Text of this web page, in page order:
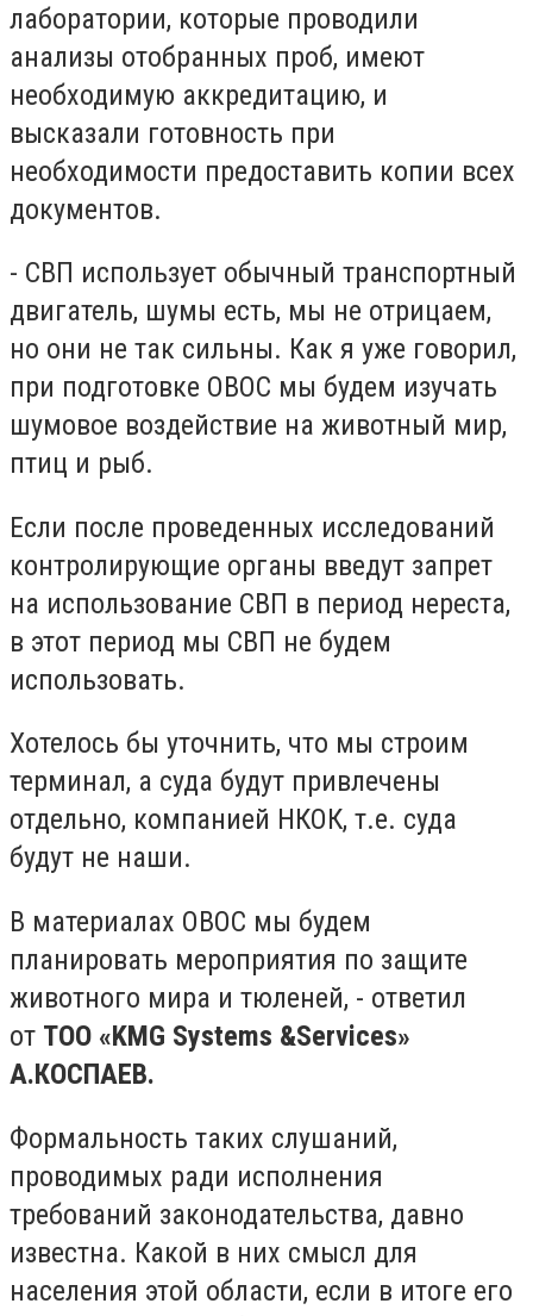
лаборатории, которые проводили
анализы отобранных проб, имеют
необходимую аккредитацию, и
высказали готовность при
необходимости предоставить копии всех
документов.
- СВП использует обычный транспортный
двигатель, шумы есть, мы не отрицаем,
но они не так сильны. Как я уже говорил,
при подготовке ОВОС мы будем изучать
шумовое воздействие на животный мир,
птиц и рыб.
Если после проведенных исследований
контролирующие органы введут запрет
на использование СВП в период нереста,
в этот период мы СВП не будем
использовать.
Хотелось бы уточнить, что мы строим
терминал, а суда будут привлечены
отдельно, компанией НКОК, т.е. суда
будут не наши.
В материалах ОВОС мы будем
планировать мероприятия по защите
животного мира и тюленей, - ответил
от ТОО «KMG Systems &Services»
А.КОСПАЕВ.
Формальность таких слушаний,
проводимых ради исполнения
требований законодательства, давно
известна. Какой в них смысл для
населения этой области, если в итоге его